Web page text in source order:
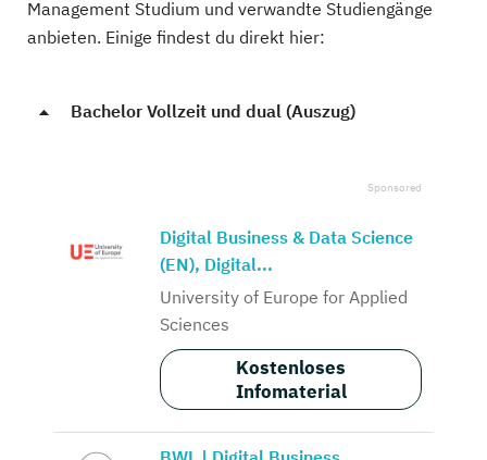
Management Studium und verwandte Studiengänge
anbieten. Einige findest du direkt hier:
Bachelor Vollzeit und dual (Auszug)
Digital Business & Data Science
(EN), Digital...
University of Europe for Applied
Sciences
Kostenloses
Infomaterial